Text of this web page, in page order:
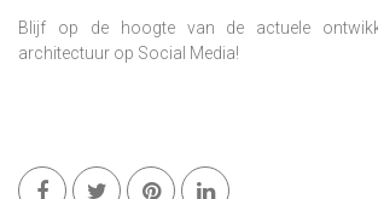
Blijf op de hoogte van de actuele
architectuur op Social Media!